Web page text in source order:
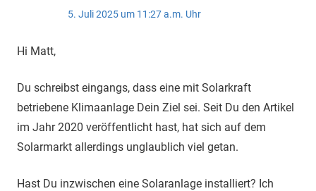
5. Juli 2025 um 11:27 a.m. Uhr
Hi Matt,
Du schreibst eingangs, dass eine mit Solarkraft
betriebene Klimaanlage Dein Ziel sei. Seit Du den Artikel
im Jahr 2020 veröffentlicht hast, hat sich auf dem
Solarmarkt allerdings unglaublich viel getan.
Hast Du inzwischen eine Solaranlage installiert? Ich